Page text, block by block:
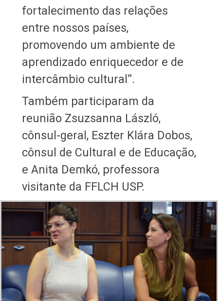
fortalecimento das relações
entre nossos países,
promovendo um ambiente de
aprendizado enriquecedor e de
intercâmbio cultural”.
Também participaram da
reunião Zsuzsanna László,
cônsul-geral, Eszter Klára Dobos,
cônsul de Cultural e de Educação,
e Anita Demkó, professora
visitante da FFLCH USP.